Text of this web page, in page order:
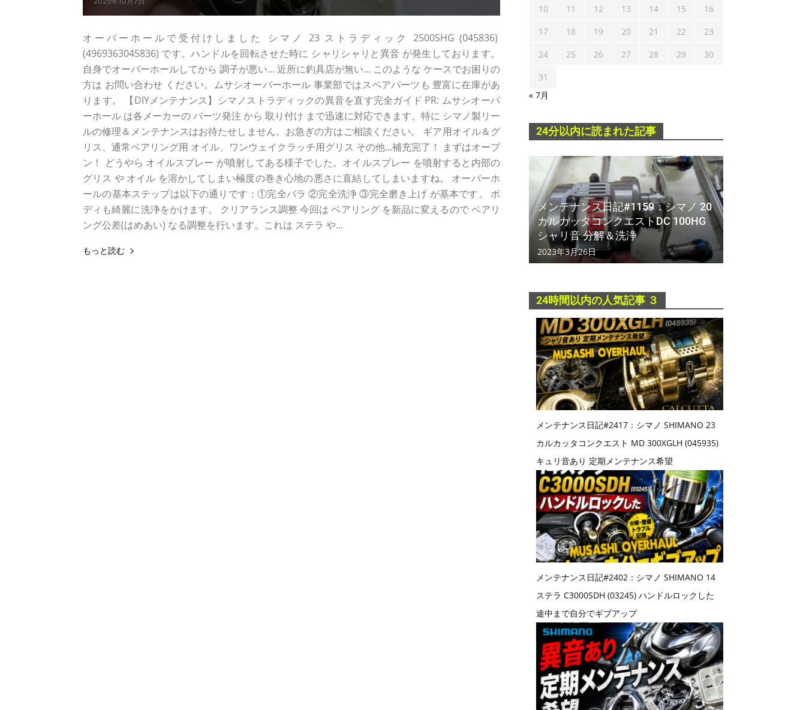
オーバーホールで受付けしました シマノ 23 ストラディック 2500SHG (045836)
(4969363045836) です。ハンドルを回転させた時に シャリシャリと異音 が発生しております。
自身でオーバーホールしてから 調子が悪い... 近所に釣具店が無い... このような ケースでお困りの
方は お問い合わせ ください。ムサシオーバーホール 事業部ではスペアパーツも 豊富に在庫があ
ります。 【DIYメンテナンス】シマノストラディックの異音を直す完全ガイド PR: ムサシオーバ
ーホール は各メーカーの パーツ発注 から 取り付け まで迅速に対応できます。特に シマノ製リー
ルの修理＆メンテナンスはお待たせしません。お急ぎの方はご相談ください。 ギア用オイル＆グ
リス、通常ベアリング用 オイル、ワンウェイクラッチ用グリス その他...補充完了！ まずはオープ
ン！ どうやら オイルスプレー が噴射してある様子でした。オイルスプレー を噴射すると内部の
グリス や オイル を溶かしてしまい極度の巻き心地の悪さに直結してしまいますね。 オーバーホ
ールの基本ステップは以下の通りです：①完全バラ ②完全洗浄 ③完全磨き上げ が基本です。 ボ
ディも綺麗に洗浄をかけます。 クリアランス調整 今回は ベアリング を新品に変えるので ベアリ
ング公差(はめあい) なる調整を行います。これは ステラ や...
もっと読む
10
11 12 13 14 15
16
17
18 19 20 21 22
23
24
25 26 27 28 29
30
31
« 7月
24分以内に読まれた記事
メンテナンス日記#1159：シマノ 20
カルカッタコンクエストDC 100HG
シャリ音 分解＆洗浄
2023年3月26日
24時間以内の人気記事 ３
メンテナンス日記#2417：シマノ SHIMANO 23
カルカッタコンクエスト MD 300XGLH (045935)
キュリ音あり 定期メンテナンス希望
メンテナンス日記#2402：シマノ SHIMANO 14
ステラ C3000SDH (03245) ハンドルロックした
途中まで自分でギブアップ